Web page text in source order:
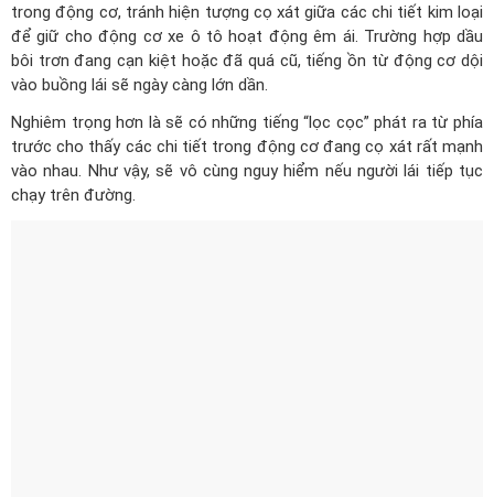
trong động cơ, tránh hiện tượng cọ xát giữa các chi tiết kim loại
để giữ cho động cơ xe ô tô hoạt động êm ái. Trường hợp dầu
bôi trơn đang cạn kiệt hoặc đã quá cũ, tiếng ồn từ động cơ dội
vào buồng lái sẽ ngày càng lớn dần.
Nghiêm trọng hơn là sẽ có những tiếng “lọc cọc” phát ra từ phía
trước cho thấy các chi tiết trong động cơ đang cọ xát rất mạnh
vào nhau. Như vậy, sẽ vô cùng nguy hiểm nếu người lái tiếp tục
chạy trên đường.